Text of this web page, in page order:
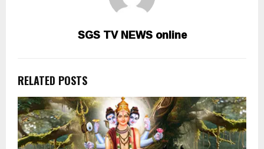
SGS TV NEWS online
RELATED POSTS